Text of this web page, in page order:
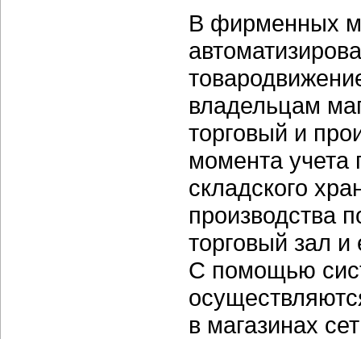
В фирменных
владельцам
торговый и
момента учета
складского
производства
торговый зал
С помощью
в магазинах